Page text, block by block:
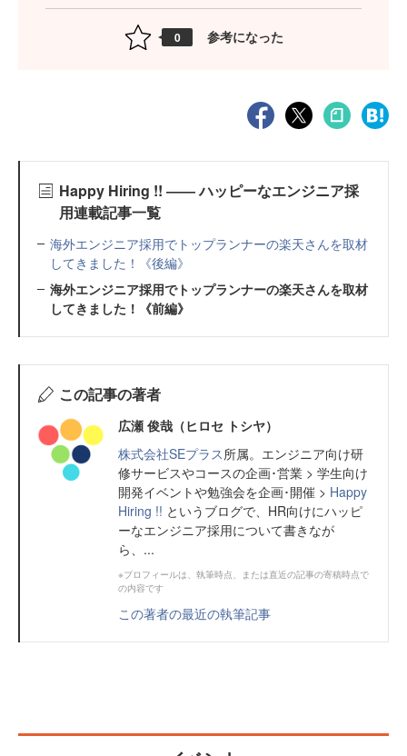
0 参考になった
Happy Hiring !! ―― ハッピーなエンジニア採
用連載記事一覧
海外エンジニア採用でトップランナーの楽天さんを取材
してきました！《後編》
海外エンジニア採用でトップランナーの楽天さんを取材
してきました！《前編》
この記事の著者
広瀬 俊哉（ヒロセ トシヤ）
株式会社SEプラス所属。エンジニア向け研
修サービスやコースの企画･営業 > 学生向け
開発イベントや勉強会を企画･開催 > Happy
Hiring !! というブログで、HR向けにハッピ
ーなエンジニア採用について書きなが
ら、...
※プロフィールは、執筆時点、または直近の記事の寄稿時点で
の内容です
この著者の最近の執筆記事